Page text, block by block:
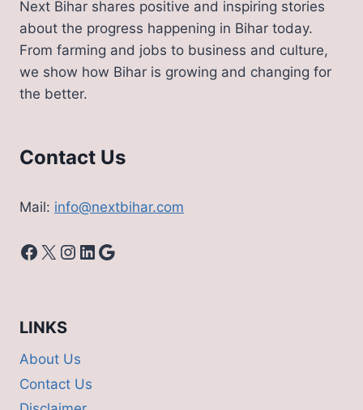
Next Bihar shares positive and inspiring stories
about the progress happening in Bihar today.
From farming and jobs to business and culture,
we show how Bihar is growing and changing for
the better.
Contact Us
Mail: info@nextbihar.com
Facebook
X Instagram
LinkedIn
Google
LINKS
About Us
Contact Us